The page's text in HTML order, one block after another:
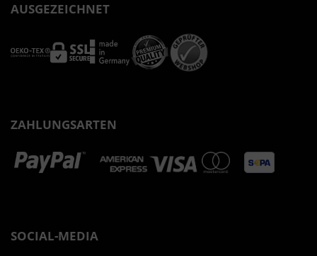
AUSGEZEICHNET
ZAHLUNGSARTEN
SOCIAL-MEDIA